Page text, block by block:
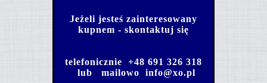
Jeżeli jesteś zainteresowany
kupnem - skontaktuj się
telefonicznie +48 691 326 318
lub mailowo info@xo.pl